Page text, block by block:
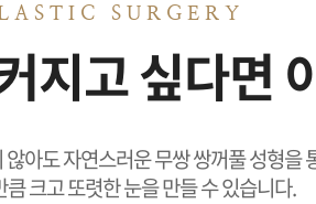
SURGERY
지고 싶다면
아도 자연스러운 무쌍 쌍꺼풀 성형을
크고 또렷한 눈을 만들 수 있습니다.